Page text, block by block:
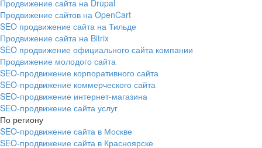
Продвижение сайта на Drupal
Продвижение сайтов на OpenCart
SEO продвижение сайта на Тильде
Продвижение сайта на Bitrix
SEO продвижение официального сайта компании
Продвижение молодого сайта
SEO-продвижение корпоративного сайта
SEO-продвижение коммерческого сайта
SEO-продвижение интернет-магазина
SEO‑продвижение сайта услуг
По региону
SEO-продвижение сайта в Москве
SEO-продвижение сайта в Красноярске